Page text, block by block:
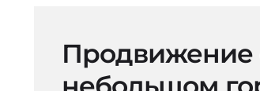
Продвижение